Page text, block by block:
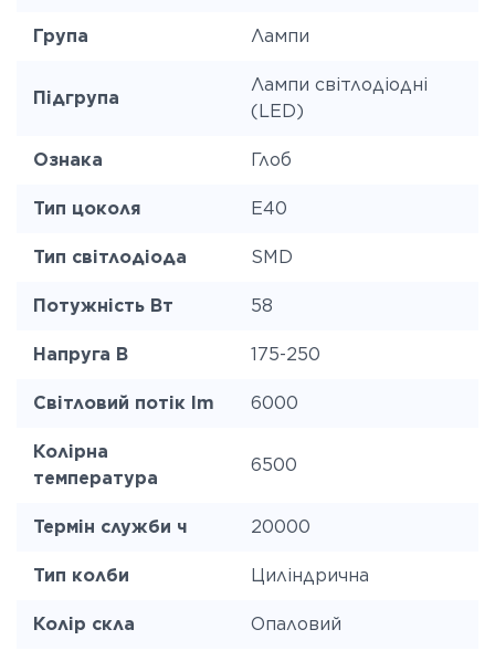
Група Лампи
Підгрупа
Лампи світлодіодні
(LED)
Ознака Глоб
Тип цоколя E40
Тип світлодіода SMD
Потужність Вт 58
Напруга В 175-250
Світловий потік lm 6000
Колірна
температура
6500
Термін служби ч 20000
Тип колби Циліндрична
Колір скла Опаловий